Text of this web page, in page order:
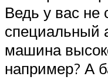
Ведь у вас не
специальный
машина
например? А